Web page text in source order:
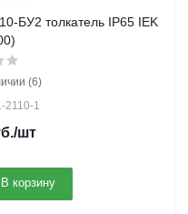
БУ2 толкатель IP65 IEK
(6)
2110-1
/шт
В корзину